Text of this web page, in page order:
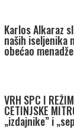
Karlos Alkaraz
naših iseljenika
obećao
VRH SPC I
CETINJSKE
„izdajnike” i